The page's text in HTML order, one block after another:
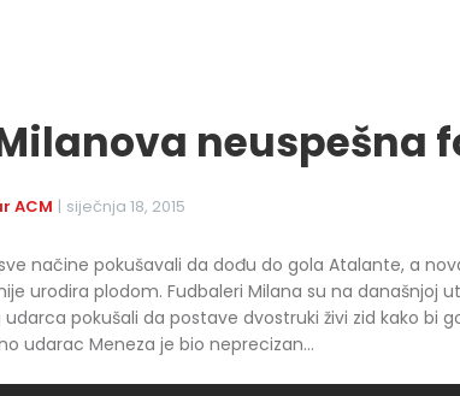
Milanova neuspešna
ACM | siječnja 18, 2015
načine pokušavali da dođu do gola Atalante, a
urodira plodom. Fudbaleri Milana su na današnjoj
pokušali da postave dvostruki živi zid kako bi
udarac Meneza je bio neprecizan...